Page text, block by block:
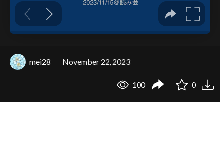
mei28 November 22, 2023
100 0